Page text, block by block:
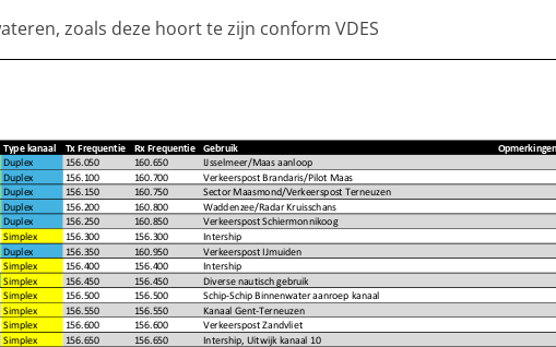
zoals deze hoort te zijn conform VDES